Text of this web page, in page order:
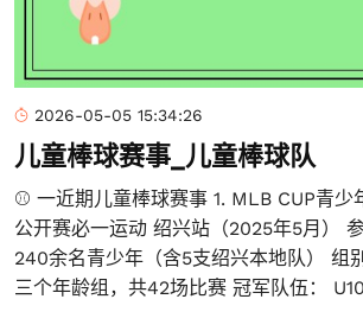
2026-05-05 15:34:26
儿童棒球赛事_儿童棒球队
⚾ 一近期儿童棒球赛事 1. MLB CUP青少
公开赛必一运动 绍兴站（2025年5月）
240余名青少年（含5支绍兴本地队） 组
三个年龄组，共42场比赛 冠军队伍：